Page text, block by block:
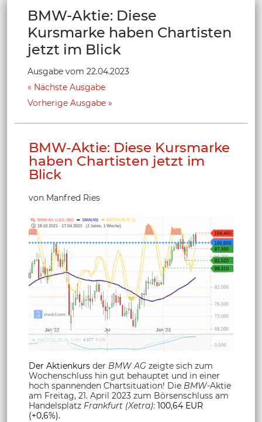
BMW-Aktie: Diese
Kursmarke haben Chartisten
jetzt im Blick
Ausgabe vom 22.04.2023
Nächste Ausgabe
Vorherige Ausgabe
BMW-Aktie: Diese Kursmarke
haben Chartisten jetzt im
Blick
von Manfred Ries
Der Aktienkurs der BMW AG zeigte sich zum
Wochenschluss hin gut behauptet und in einer
hoch spannenden Chartsituation! Die BMW-Aktie
am Freitag, 21. April 2023 zum Börsenschluss am
Handelsplatz Frankfurt (Xetra): 100,64 EUR
(+0,6%).